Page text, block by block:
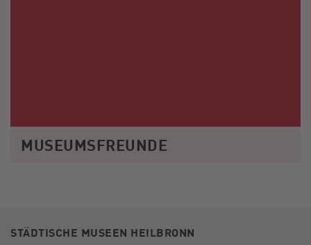
MUSEUMSFREUNDE
STÄDTISCHE MUSEEN HEILBRONN